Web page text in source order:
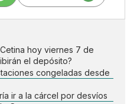
hoy viernes 7 de
el depósito?
congeladas desde
ir a la cárcel por desvíos